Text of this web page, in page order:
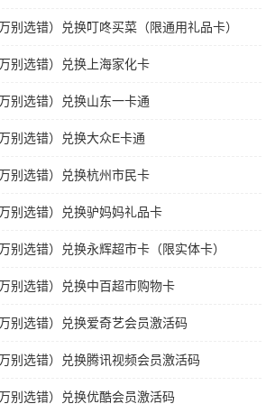
别选错）兑换叮咚买菜（限通用礼品卡）
别选错）兑换上海家化卡
别选错）兑换山东一卡通
别选错）兑换大众E卡通
别选错）兑换杭州市民卡
别选错）兑换驴妈妈礼品卡
别选错）兑换永辉超市卡（限实体卡）
别选错）兑换中百超市购物卡
别选错）兑换爱奇艺会员激活码
别选错）兑换腾讯视频会员激活码
别选错）兑换优酷会员激活码